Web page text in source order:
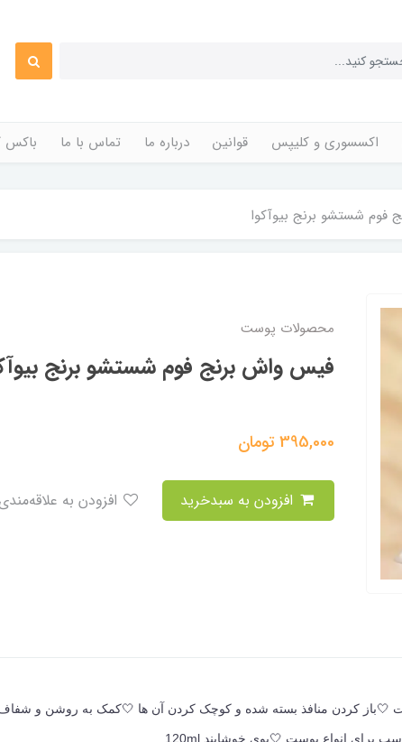
اکسسوری و کلیپس قوانین درباره ما تماس با ما باکس
شستشو برنج بیوآکوا
محصولات پوست
فیس واش برنج فوم شستشو برنج
395,000تومان
کردن منافذ بسته شده و کوچک کردن آن ها 🤍کمک به روشن و